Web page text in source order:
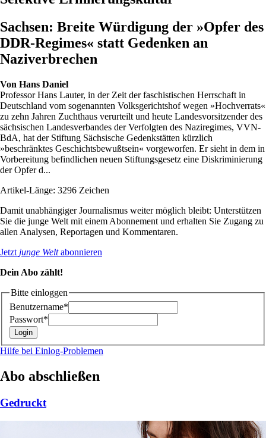
Sachsen: Breite Würdigung der »Opfer des
DDR-Regimes« statt Gedenken an
Naziverbrechen
Von Hans Daniel
Professor Hans Lauter, in der Zeit der faschistischen Herrschaft in
Deutschland vom sogenannten Volksgerichtshof wegen »Hochverrats«
zu zehn Jahren Zuchthaus verurteilt und heute Landesvorsitzender des
sächsischen Landesverbandes der Verfolgten des Naziregimes, VVN-
BdA, hat der Stiftung Sächsische Gedenkstätten kürzlich
»beschränktes Geschichtsbewußtsein« vorgeworfen. Er sieht in dem in
Vorbereitung befindlichen neuen Stiftungsgesetz eine Diskriminierung
der Opfer d...
Artikel-Länge: 3296 Zeichen
Damit unabhängiger Journalismus weiter möglich bleibt: Unterstützen
Sie die junge Welt mit einem Abonnement und erhalten Sie Zugang zu
allen Analysen, Reportagen und Kommentaren.
Jetzt junge Weltabonnieren
Dein Abo zählt!
Bitte einloggen
Benutzername*
Passwort*
Hilfe bei Einlog-Problemen
Abo abschließen
Gedruckt